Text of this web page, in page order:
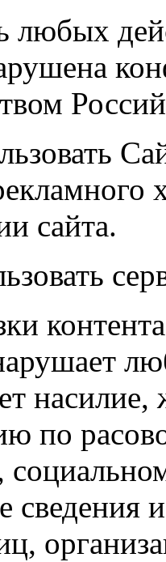
любых
сайта.
насилие,
по
сведения